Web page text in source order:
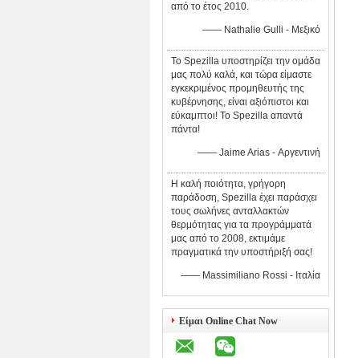
από το έτος 2010.
—— Nathalie Gulli - Μεξικό
Το Spezilla υποστηρίζει την ομάδα
μας πολύ καλά, και τώρα είμαστε
εγκεκριμένος προμηθευτής της
κυβέρνησης, είναι αξιόπιστοι και
εύκαμπτοι! Το Spezilla απαντά
πάντα!
—— Jaime Arias - Αργεντινή
Η καλή ποιότητα, γρήγορη
παράδοση, Spezilla έχει παράσχει
τους σωλήνες ανταλλακτών
θερμότητας για τα προγράμματά
μας από το 2008, εκτιμάμε
πραγματικά την υποστήριξή σας!
—— Massimiliano Rossi - Ιταλία
Είμαι Online Chat Now